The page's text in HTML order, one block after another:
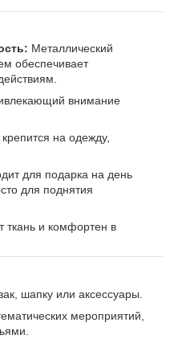
Металлический
обеспечивает
внимание
крепится на одежду,
для подарка на день
для поднятия
ткань и комфортен в
шапку или аксессуары.
мероприятий,